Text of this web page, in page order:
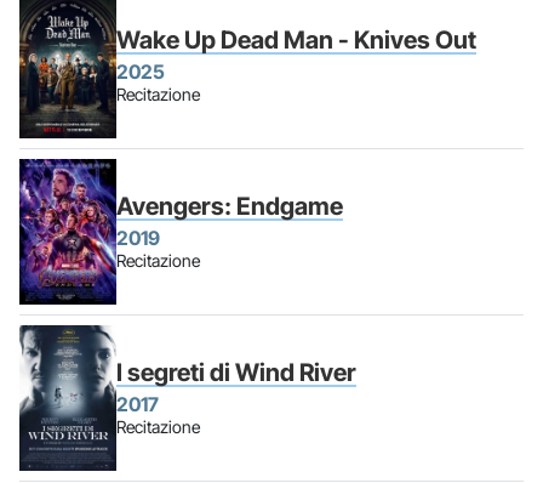
Wake Up Dead Man - Knives Out
2025
Recitazione
Avengers: Endgame
2019
Recitazione
I segreti di Wind River
2017
Recitazione